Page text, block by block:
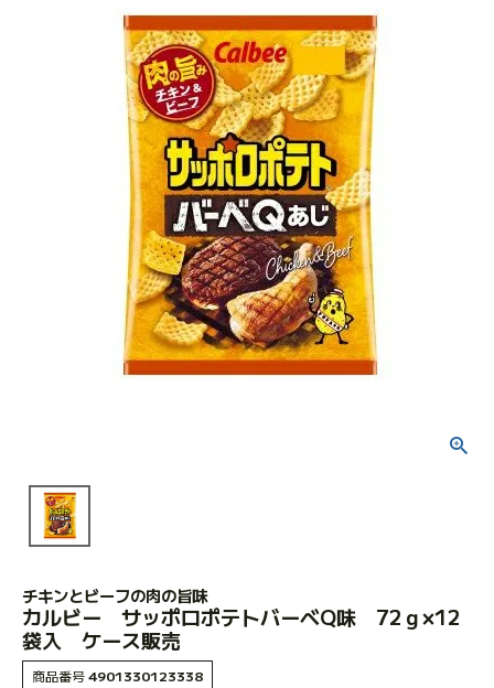
チキンとビーフの肉の旨味
カルビー サッポロポテトバーべQ味 72ｇ×12
袋入 ケース販売
商品番号4901330123338